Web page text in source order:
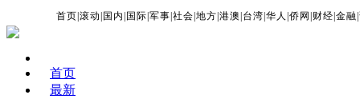
首页 |滚动 国内 国际 |军事 |社会 |地方 |港澳 台湾 |华人 |侨网 财经 |金融 |
首页
最新